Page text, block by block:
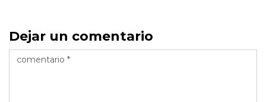
Dejar un comentario